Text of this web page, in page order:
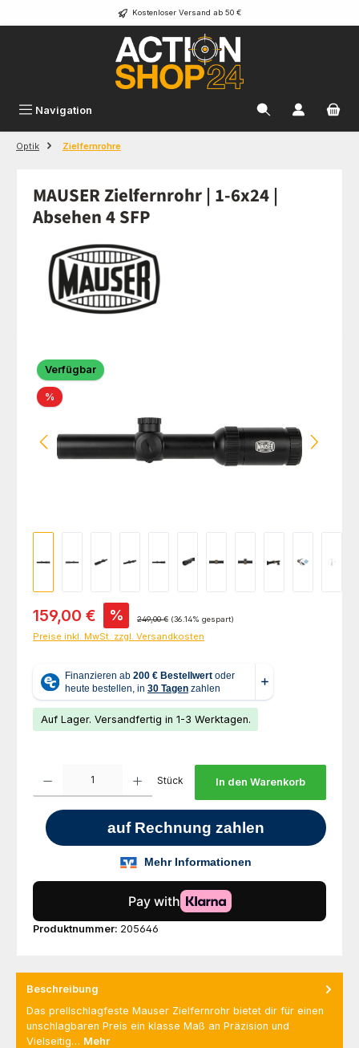
Zum Hauptinhalt springen Kostenloser Versand ab 50 €
Navigation
Optik Zielfernrohre
MAUSER Zielfernrohr | 1-6x24 |
Absehen 4 SFP
Bildergalerie überspringen
Verfügbar
% Rabatt
Verkaufspreis:
159,00 € % Regulärer Preis:
249,00 € (36.14% gespart)
Preise inkl. MwSt. zzgl. Versandkosten
Auf Lager. Versandfertig in 1-3 Werktagen.
Stück In den Warenkorb
Produktnummer: 205646
Beschreibung
Das prellschlagfeste Mauser Zielfernrohr bietet dir für einen
unschlagbaren Preis ein klasse Maß an Präzision und
Vielseitig… Mehr